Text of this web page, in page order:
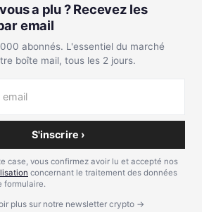
a plu ? Recevez les
email
abonnés. L'essentiel du marché
boîte mail, tous les 2 jours.
S'inscrire ›
case, vous confirmez avoir lu et accepté nos
concernant le traitement des données
formulaire.
plus sur notre newsletter crypto →